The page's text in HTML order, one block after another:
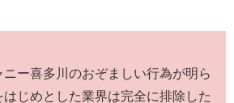
ニー喜多川のおぞましい行為が明ら
じめとした業界は完全に排除した